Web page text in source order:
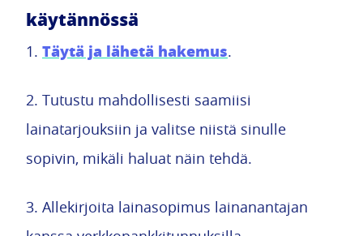
käytännössä
1. Täytä ja lähetä hakemus.
2. Tutustu mahdollisesti saamiisi
lainatarjouksiin ja valitse niistä sinulle
sopivin, mikäli haluat näin tehdä.
3. Allekirjoita lainasopimus lainanantajan